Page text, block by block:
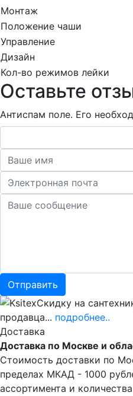
Монтаж
Положение чаши
Управление
Дизайн
Кол-во режимов лейки
Оставьте
Антиспам поле. Его
Скидку на
продавца... подробнее..
Доставка
Доставка по Москве и
Стоимость доставки по
пределах МКАД - 1000
ассортимента и